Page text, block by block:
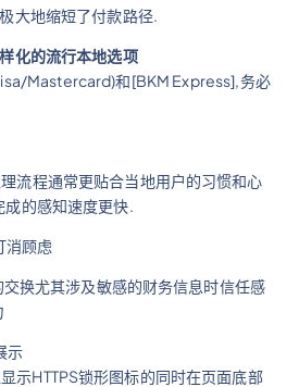
大地缩短了付款路径.
化的流行本地选项
Mastercard)和[BKM Express],务必
流程通常更贴合当地用户的习惯和心
的感知速度更快.
消顾虑
换尤其涉及敏感的财务信息时信任感
示
示HTTPS锁形图标的同时在页面底部